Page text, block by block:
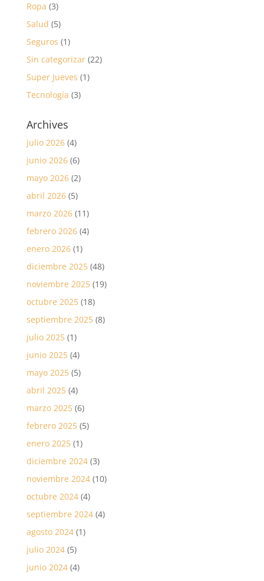
Ropa (3)
Salud (5)
Seguros (1)
Sin categorizar(22)
Super Jueves (1)
Tecnología (3)
Archives
julio 2026(4)
junio 2026(6)
mayo 2026(2)
abril 2026(5)
marzo 2026(11)
febrero 2026(4)
enero 2026(1)
diciembre 2025(48)
noviembre 2025(19)
octubre 2025(18)
septiembre 2025(8)
julio 2025(1)
junio 2025(4)
mayo 2025(5)
abril 2025(4)
marzo 2025(6)
febrero 2025(5)
enero 2025(1)
diciembre 2024(3)
noviembre 2024(10)
octubre 2024(4)
septiembre 2024(4)
agosto 2024(1)
julio 2024(5)
junio 2024(4)